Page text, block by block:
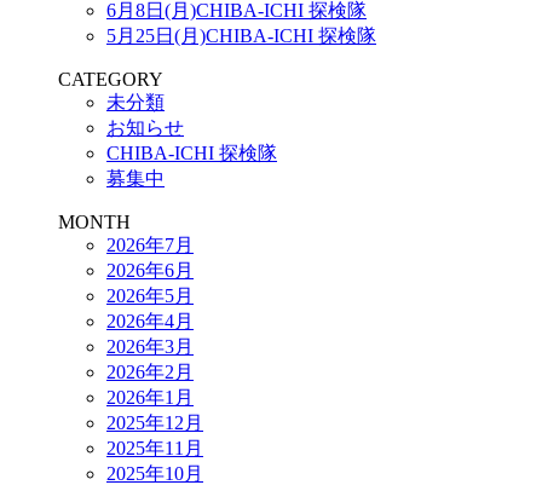
6月8日(月)CHIBA-ICHI 探検隊
5月25日(月)CHIBA-ICHI 探検隊
CATEGORY
未分類
お知らせ
CHIBA-ICHI 探検隊
募集中
MONTH
2026年7月
2026年6月
2026年5月
2026年4月
2026年3月
2026年2月
2026年1月
2025年12月
2025年11月
2025年10月